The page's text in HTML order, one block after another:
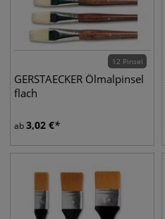
12 Pinsel
GERSTAECKER Ölmalpinsel
flach
ab3,02 €